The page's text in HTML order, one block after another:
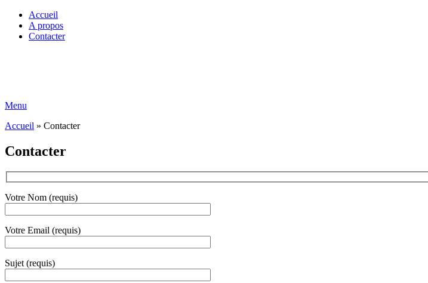
Accueil
A propos
Contacter
Menu
Accueil » Contacter
Contacter
Votre Nom (requis)
Votre Email (requis)
Sujet (requis)